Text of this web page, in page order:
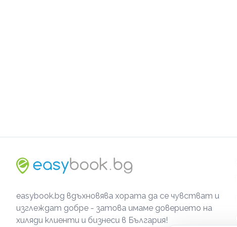
easybook.bg вдъхновява хората да се чувстват и
изглеждат добре - затова имаме доверието на
хиляди клиенти и бизнеси в България!